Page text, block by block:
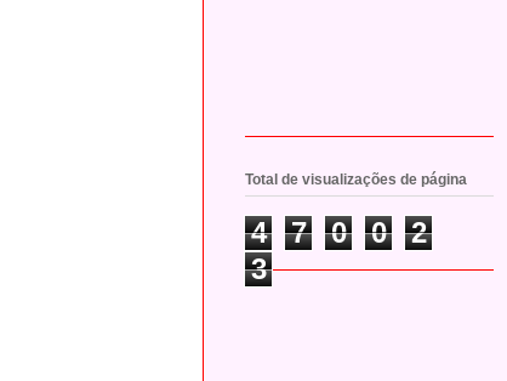
Total de visualizações de página
4 7 0 0
2
3